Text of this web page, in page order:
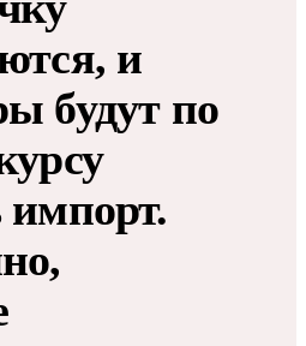
и
будут по
импорт.